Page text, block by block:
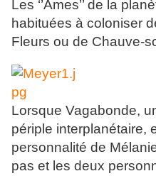
Les ‘’Âmes’’ de la
habituées à coloniser
Fleurs ou de Chauve-
Lorsque Vagabonde,
périple interplanétaire,
personnalité de
pas et les deux